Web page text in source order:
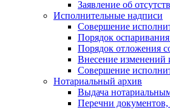
Заявление об
Исполнительные надписи
Совершение
Порядок
Порядок отложения
Внесение изменений
Совершение
Нотариальный архив
Выдача
Перечни